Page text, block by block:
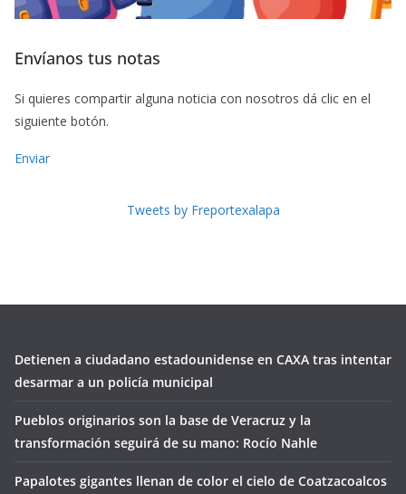
Envíanos tus notas
Si quieres compartir alguna noticia con nosotros dá clic en el
siguiente botón.
Enviar
Tweets by Freportexalapa
Detienen a ciudadano estadounidense en CAXA tras intentar
desarmar a un policía municipal
Pueblos originarios son la base de Veracruz y la
transformación seguirá de su mano: Rocío Nahle
Papalotes gigantes llenan de color el cielo de Coatzacoalcos